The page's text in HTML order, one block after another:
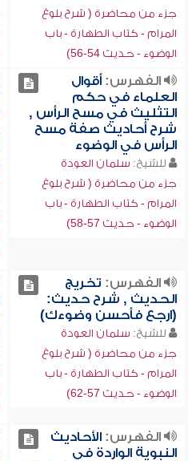
جزء من محاضرة ( شرح بلوغ
المرام - كتاب الطهارة - باب
الوضوء - حديث 54-56)
الفهرس:أقوال
العلماء في حكم
التثليث في مسح الرأس ,
شرح أحاديث صفة مسح
الرأس في الوضوء
للشيخ: سلمان العودة
جزء من محاضرة ( شرح بلوغ
المرام - كتاب الطهارة - باب
الوضوء - حديث 57-58)
الفهرس: تخريج
الحديث , شرح حديث:
(ارجع فأحسن وضوءك)
للشيخ: سلمان العودة
جزء من محاضرة ( شرح بلوغ
المرام - كتاب الطهارة - باب
الوضوء - حديث 57-62)
الفهرس:الأحاديث
النبوية الواردة في